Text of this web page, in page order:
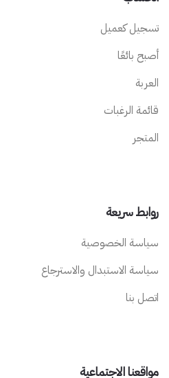
تسجيل كعميل
أصبح بائعًا
العربة
قائمة الرغبات
المتجر
روابط سريعة
سياسة الخصوصية
سياسة الاستبدال والاسترجاع
اتصل بنا
مواقعنا الاجتماعية